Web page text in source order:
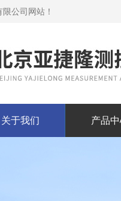
公司网站！
关于我们 产品